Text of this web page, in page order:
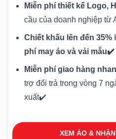
Miễn phí thiết kế Logo,
cầu của doanh nghiệp từ
Chiết khấu lên đến 35%
phí may áo và vải mẫu✔️
Miễn phí giao hàng
trợ đổi trả trong vòng 7
xuất✔️
XEM ÁO &